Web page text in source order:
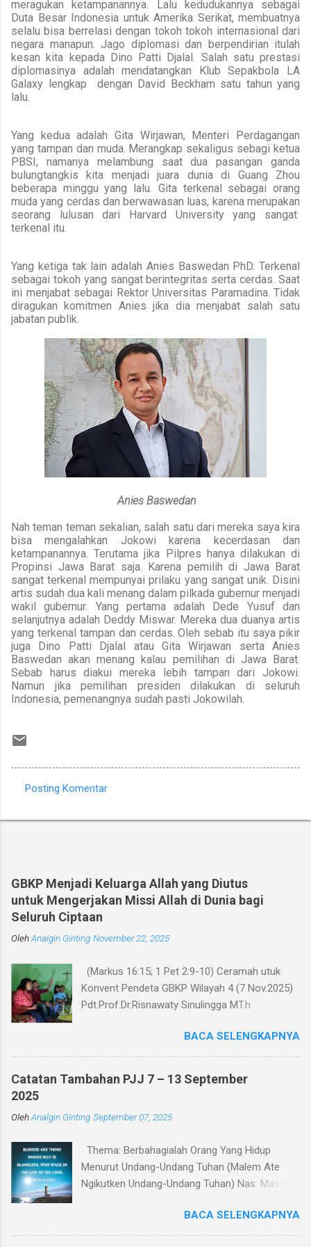
meragukan ketampanannya.
Lalu kedudukannya sebagai
Duta Besar Indonesia untuk Amerika Serikat, membuatnya
selalu bisa berrelasi dengan tokoh tokoh internasional dari
negara manapun. Jago diplomasi dan berpendirian itulah
kesan kita kepada Dino Patti Djalal. Salah satu prestasi
diplomasinya adalah mendatangkan Klub Sepakbola LA
Galaxy lengkap dengan David
Beckham satu tahun yang
lalu.
Yang kedua adalah Gita Wirjawan, Menteri Perdagangan
yang tampan dan muda. Merangkap sekaligus sebagi ketua
PBSI, namanya melambung saat dua pasangan ganda
bulungtangkis kita menjadi juara dunia di Guang Zhou
beberapa minggu yang lalu. Gita terkenal sebagai orang
muda yang cerdas dan berwawasan luas, karena merupakan
seorang lulusan dari Harvard University
yang sangat
terkenal itu.
Yang ketiga tak lain adalah Anies Baswedan PhD. Terkenal
sebagai tokoh yang sangat berintegritas serta cerdas. Saat
ini menjabat sebagai Rektor Universitas Paramadina. Tidak
diragukan komitmen Anies jika dia menjabat salah satu
jabatan publik.
Anies Baswedan
Nah teman teman sekalian, salah satu dari mereka saya kira
bisa mengalahkan Jokowi karena kecerdasan dan
ketampanannya. Terutama jika Pilpres hanya dilakukan di
Propinsi Jawa Barat saja.
Karena pemilih di Jawa Barat
sangat terkenal mempunyai prilaku yang sangat unik. Disini
artis sudah dua kali menang dalam pilkada gubernur menjadi
wakil gubernur.
Yang pertama adalah Dede Yusuf dan
selanjutnya adalah Deddy Miswar. Mereka dua duanya artis
yang terkenal tampan dan cerdas. Oleh sebab itu saya pikir
juga
Dino Patti Djalal atau Gita Wirjawan serta Anies
Baswedan akan menang kalau pemilihan di Jawa Barat.
Sebab harus diakui mereka lebih tampan dari Jokowi.
Namun jika pemilihan presiden dilakukan di seluruh
Indonesia, pemenangnya sudah pasti Jokowilah.
o
n
t
a
r
Posting Komentar
GBKP Menjadi Keluarga Allah yang Diutus
untuk Mengerjakan Missi Allah di Dunia bagi
Seluruh Ciptaan
OlehAnalgin Ginting November 22, 2025
(Markus 16:15; 1 Pet 2:9-10) Ceramah utuk
Konvent Pendeta GBKP Wilayah 4 (7 Nov.2025)
Pdt.Prof.Dr.Risnawaty Sinulingga MT.h
kesempatan berharga saat ini dalam
menyampaikan ceramah tentang visi baru
gereja GBKP. Ceramah ini disampaikan menurut
perumusan visi, dianalisa berdasarkan teks
dibandingkan dengan panggilan gereja dalam
GBKP yang sedikit berbeda dengan teks acuan
Alkitab, menunjukkan bahwa GBKP memiliki
landasan dogmatis yang cukup kuat dalam
ceramah, akan dipaparkan makna kata-kata
dalam visi yaitu “Menjadi Keluarga Allah yang
BACA SELENGKAPNYA
Catatan Tambahan PJJ 7 – 13 September
2025
OlehAnalgin Ginting September 07, 2025
Thema: Berbahagialah Orang Yang Hidup
Menurut Undang-Undang Tuhan (Malem Ate
Ngikutken Undang-Undang Tuhan) Nas: Masmur
hakikatnya mencari kebahagiaan. Namun
pertanyaan yang mendasar adalah: apakah
BACA SELENGKAPNYA